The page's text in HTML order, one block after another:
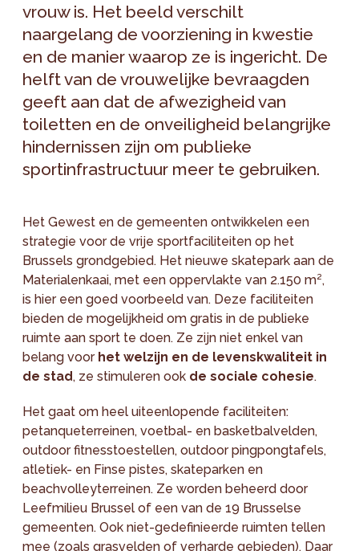
vrouw is. Het beeld verschilt
naargelang de voorziening in kwestie
en de manier waarop ze is ingericht. De
helft van de vrouwelijke bevraagden
geeft aan dat de afwezigheid van
toiletten en de onveiligheid belangrijke
hindernissen zijn om publieke
sportinfrastructuur meer te gebruiken.
Het Gewest en de gemeenten ontwikkelen een
strategie voor de vrije sportfaciliteiten op het
Brussels grondgebied. Het nieuwe skatepark aan de
Materialenkaai, met een oppervlakte van 2.150 m²,
is hier een goed voorbeeld van. Deze faciliteiten
bieden de mogelijkheid om gratis in de publieke
ruimte aan sport te doen. Ze zijn niet enkel van
belang voor het welzijn en de levenskwaliteit in
de stad, ze stimuleren ook de sociale cohesie.
Het gaat om heel uiteenlopende faciliteiten:
petanqueterreinen, voetbal- en basketbalvelden,
outdoor fitnesstoestellen, outdoor pingpongtafels,
atletiek- en Finse pistes, skateparken en
beachvolleyterreinen. Ze worden beheerd door
Leefmilieu Brussel of een van de 19 Brusselse
gemeenten. Ook niet-gedefinieerde ruimten tellen
mee (zoals grasvelden of verharde gebieden). Daar